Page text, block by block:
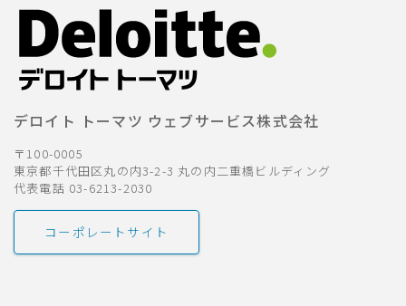
デロイト トーマツ ウェブサービス株式会社
〒100-0005
東京都千代田区丸の内3-2-3 丸の内二重橋ビルディング
代表電話 03-6213-2030
コーポレートサイト